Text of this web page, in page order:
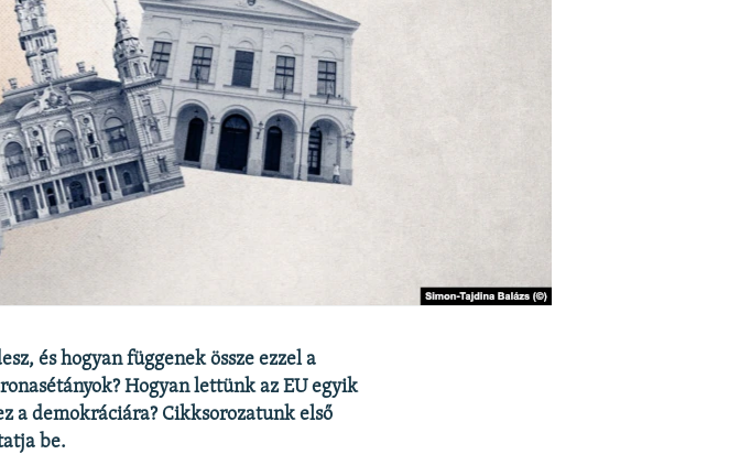
és hogyan függenek össze ezzel a
Hogyan lettünk az EU egyik
a demokráciára? Cikksorozatunk első
be.